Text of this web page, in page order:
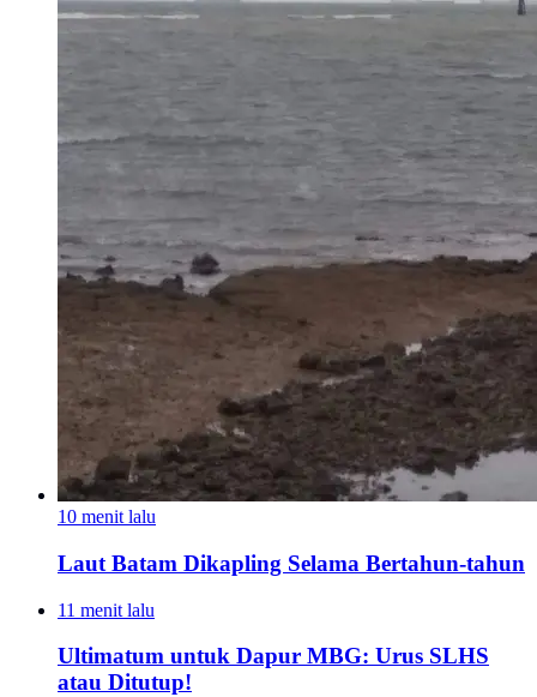
10 menit lalu
Laut Batam Dikapling Selama Bertahun-tahun
11 menit lalu
Ultimatum untuk Dapur MBG: Urus SLHS
atau Ditutup!